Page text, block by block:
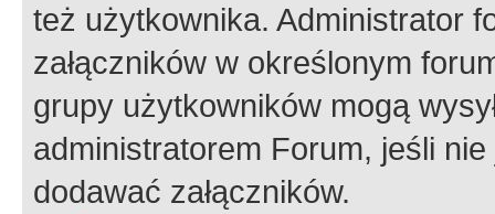
też użytkownika. Administrator
załączników w określonym
grupy użytkowników mogą
administratorem Forum, jeśli
dodawać załączników.